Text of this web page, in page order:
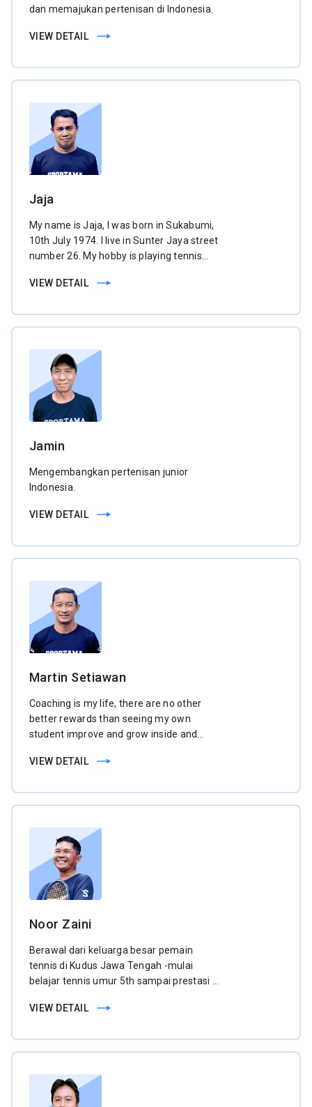
dan memajukan pertenisan di Indonesia.
VIEW DETAIL
Jaja
My name is Jaja, I was born in Sukabumi,
10th July 1974. I live in Sunter Jaya street
number 26. My hobby is playing tennis
Sportama club. I am very enjoy with my
VIEW DETAIL
Jamin
Mengembangkan pertenisan junior
Indonesia.
VIEW DETAIL
Martin Setiawan
Coaching is my life, there are no other
better rewards than seeing my own
student improve and grow inside and
VIEW DETAIL
Noor Zaini
Berawal dari keluarga besar pemain
tennis di Kudus Jawa Tengah -mulai
belajar tennis umur 5th sampai prestasi /
antar sekolah daerah / nasional dan
kelompok umur ( K.U ) kejurnas dan
VIEW DETAIL